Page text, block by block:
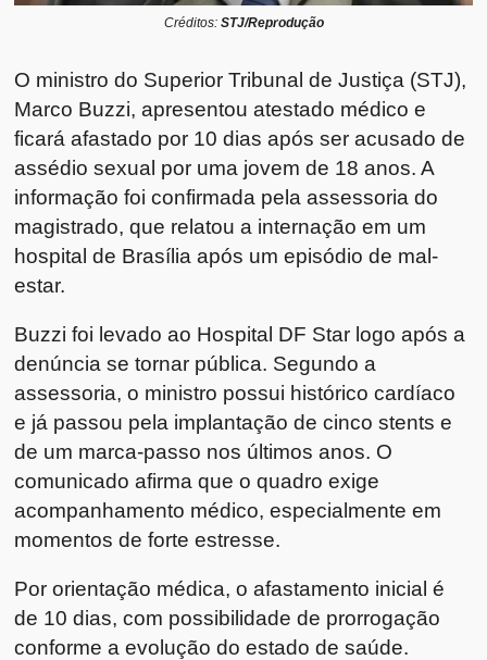
Créditos: STJ/Reprodução
O ministro do Superior Tribunal de Justiça (STJ),
Marco Buzzi, apresentou atestado médico e
ficará afastado por 10 dias após ser acusado de
assédio sexual por uma jovem de 18 anos. A
informação foi confirmada pela assessoria do
magistrado, que relatou a internação em um
hospital de Brasília após um episódio de mal-
estar.
Buzzi foi levado ao Hospital DF Star logo após a
denúncia se tornar pública. Segundo a
assessoria, o ministro possui histórico cardíaco
e já passou pela implantação de cinco stents e
de um marca-passo nos últimos anos. O
comunicado afirma que o quadro exige
acompanhamento médico, especialmente em
momentos de forte estresse.
Por orientação médica, o afastamento inicial é
de 10 dias, com possibilidade de prorrogação
conforme a evolução do estado de saúde.